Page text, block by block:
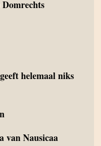
Domrechts
helemaal niks
van Nausicaa